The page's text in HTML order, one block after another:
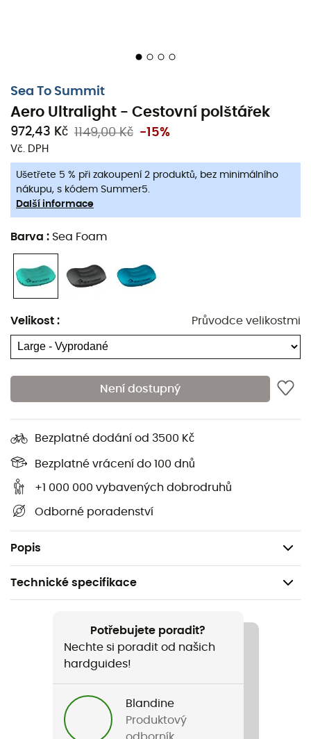
Sea To Summit
Aero Ultralight - Cestovní polštářek
972,43 Kč 1149,00 Kč -15%
Vč. DPH
Ušetřete 5 % při zakoupení 2 produktů, bez minimálního
nákupu, s kódem Summer5.
Další informace
Barva : Sea Foam
Velikost : Průvodce velikostmi
Není dostupný
Bezplatné dodání od 3500 Kč
Bezplatné vrácení do 100 dnů
+1 000 000 vybavených dobrodruhů
Odborné poradenství
Popis
Odolná konstrukce svařená RF
proti oděru
Vnitřní zakřivené přepážky vytvářejí obrysy,
které podpírají vaši hlavu
multifunkčního ventilu
Snadné připevnění k jakékoli karimatce Sea to
Summit díky systému Pillow Lock
laminátem
Látka spodní strany: 100% nylon s TPU
laminátem
Aero Ultralight: Regular
Délka: 36 cm
Šířka: 26 cm
Hmotnost: 60 g
Aero Ultralight: Large
Délka: 44 cm
Šířka: 32 cm
Technické specifikace
Pěší turistika / Trekking / Bivakování
Název produktu
Aero Ultralight
Potřebujete poradit?
Nechte si poradit od našich
hardguides!
Blandine
Produktový
odborník